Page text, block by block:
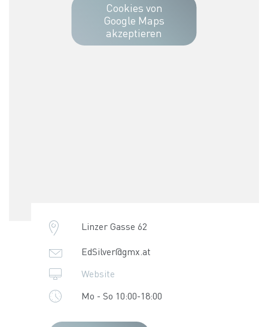
Cookies von
Google Maps
akzeptieren
Linzer Gasse 62
EdSilver@gmx.at
Website
Mo - So 10:00-18:00